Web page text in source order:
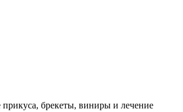
брекеты, виниры и лечение